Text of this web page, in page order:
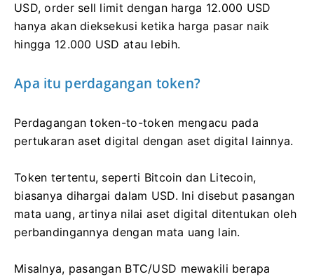
USD, order sell limit dengan harga 12.000 USD
hanya akan dieksekusi ketika harga pasar naik
hingga 12.000 USD atau lebih.
Apa itu perdagangan token?
Perdagangan token-to-token mengacu pada
pertukaran aset digital dengan aset digital lainnya.
Token tertentu, seperti Bitcoin dan Litecoin,
biasanya dihargai dalam USD. Ini disebut pasangan
mata uang, artinya nilai aset digital ditentukan oleh
perbandingannya dengan mata uang lain.
Misalnya, pasangan BTC/USD mewakili berapa